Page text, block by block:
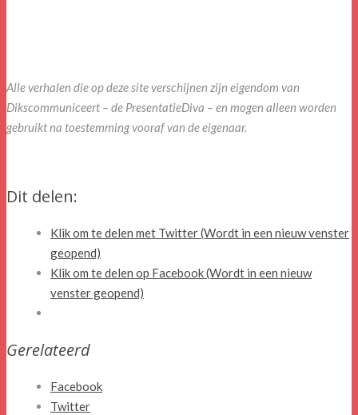
Alle verhalen die op deze site verschijnen zijn eigendom van
Dikscommuniceert – de PresentatieDiva – en mogen alleen worden
gebruikt na toestemming vooraf van de eigenaar.
Dit delen:
Klik om te delen met Twitter (Wordt in een nieuw venster
geopend)
Klik om te delen op Facebook (Wordt in een nieuw
venster geopend)
Gerelateerd
Facebook
Twitter